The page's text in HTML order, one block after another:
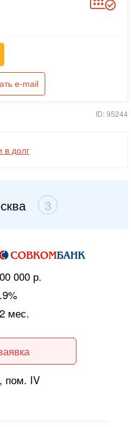
e-mail
ID: 95244
в долг
3
000 р.
мес.
пом. IV